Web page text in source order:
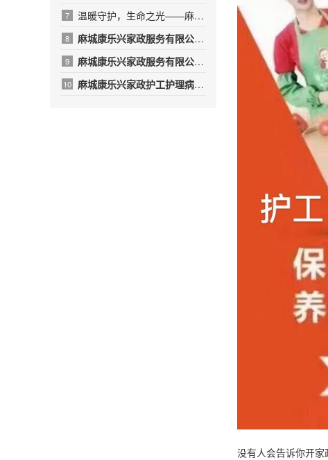
7 温暖守护，生命之光——麻城康乐兴护工团队的10名“红衣天使”
8 麻城康乐兴家政服务有限公司——用专业与温暖守护生命之光
9 ​麻城康乐兴家政服务有限公司年终绩效总结报告
10 麻城康乐兴家政护工护理病人的日常
没有人会告诉你开